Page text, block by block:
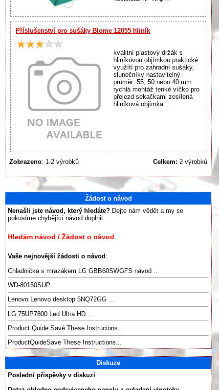
Příslušenství pro sušáky Blome 12055 hliník
kvalitní plastový držák s
hliníkovou objímkou praktické
využítí pro zahradní sušáky,
slunečníky nastavitelný
průměr: 55, 50 nebo 40 mm
rychlá montáž tenké víčko pro
přejezd sekačkami zesílená
hliníková objímka...
Zobrazeno: 1-2 výrobků Celkem: 2 výrobků
Žádost o návod
Nenašli jste návod, který hledáte? Dejte nám vědět a my se
pokusíme chybějící návod doplnit:
Hledám návod / Žádost o návod
Vaše nejnovější žádosti o návod :
Chladnička s mrazákem LG GBB60SWGFS návod ...
WD-80150SUP...
Lenovo Lenovo desktop 5NQ72GG ...
LG 75UP7800 Led Ultra HD...
Product Quide Savé These Instrucions...
ProductQuideSave These Instructions...
Diskuze
Poslední příspěvky v diskuzi: